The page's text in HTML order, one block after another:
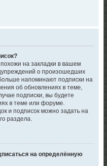
на закладки в вашем
о произошедших
напоминают подписки на
об обновлениях в теме,
подписки, вы будете
в теме или форуме.
и подписок можно задать на
раздела.
на определённую